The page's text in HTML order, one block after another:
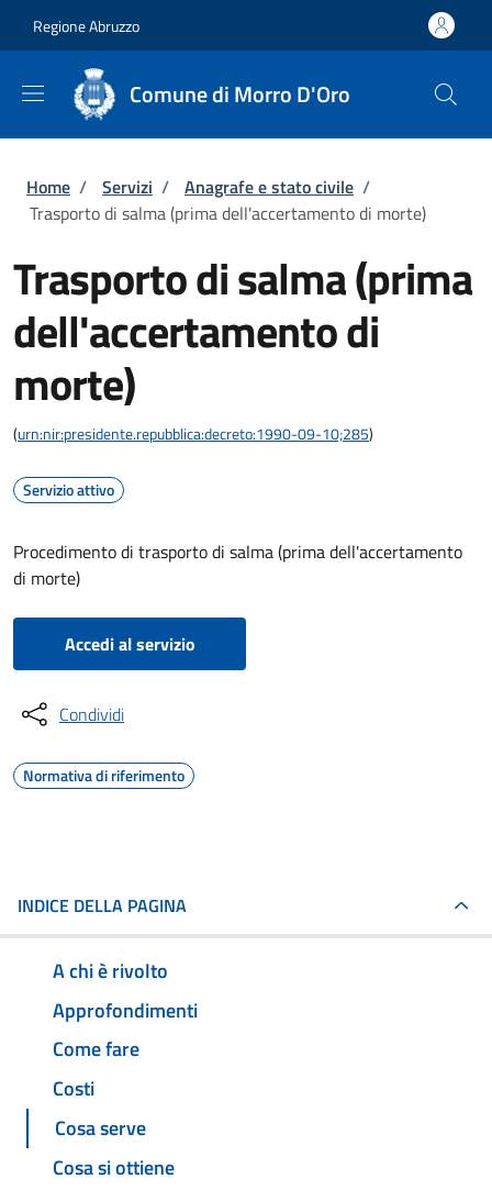
Regione Abruzzo
Comune di Morro D'Oro
Briciole di pane
Home / Servizi / Anagrafe e stato civile /
Trasporto di salma (prima dell'accertamento di morte)
Trasporto di salma (prima
dell'accertamento di
morte)
(urn:nir:presidente.repubblica:decreto:1990-09-10;285)
Servizio attivo
Procedimento di trasporto di salma (prima dell'accertamento
di morte)
Accedi al servizio
Condividi
Normativa di riferimento
INDICE DELLA PAGINA
A chi è rivolto
Approfondimenti
Come fare
Costi
Cosa serve
Cosa si ottiene